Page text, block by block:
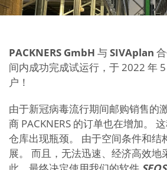
PACKNERS GmbH 与SIVAplan
间内成功完成试运行，于 2022 年
户！
由于新冠病毒流行期间邮购销售的
商 PACKNERS 的订单也在增加。
仓库出现瓶颈。 由于空间条件和结
展。 而且，无法迅速、经济高效地